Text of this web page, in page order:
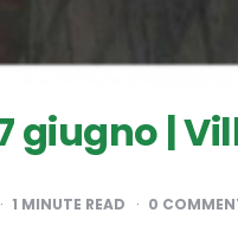
giugno |
1 MINUTE READ 0